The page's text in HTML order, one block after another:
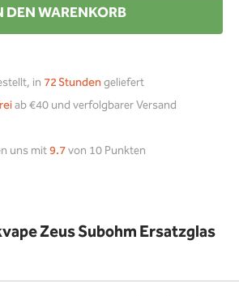
DEN WARENKORB
in 72 Stundengeliefert
ab €40 und verfolgbarer Versand
uns mit9.7von 10 Punkten
Zeus Subohm Ersatzglas